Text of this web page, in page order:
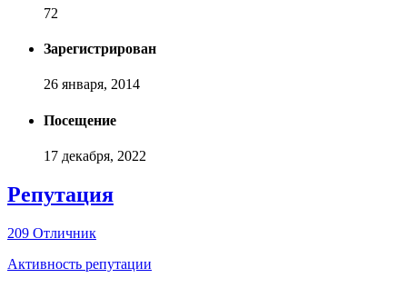
72
Зарегистрирован
26 января, 2014
Посещение
17 декабря, 2022
Репутация
209 Отличник
Активность репутации